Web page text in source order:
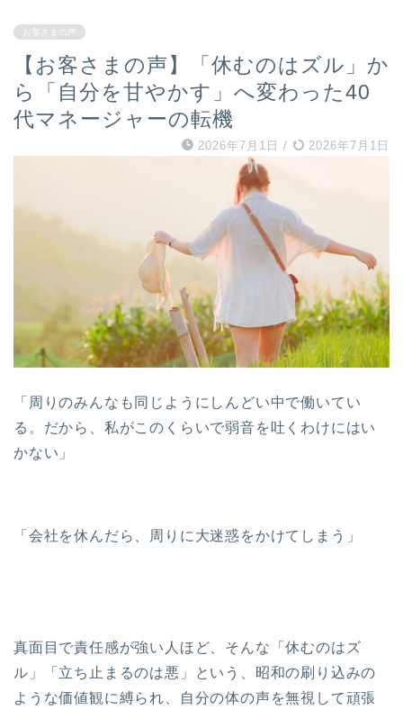
お客さまの声
【お客さまの声】「休むのはズル」か
ら「自分を甘やかす」へ変わった40
代マネージャーの転機
2026年7月1日 / 2026年7月1日
「周りのみんなも同じようにしんどい中で働いてい
る。だから、私がこのくらいで弱音を吐くわけにはい
かない」
「会社を休んだら、周りに大迷惑をかけてしまう」
真面目で責任感が強い人ほど、そんな「休むのはズ
ル」「立ち止まるのは悪」という、昭和の刷り込みの
ような価値観に縛られ、自分の体の声を無視して頑張